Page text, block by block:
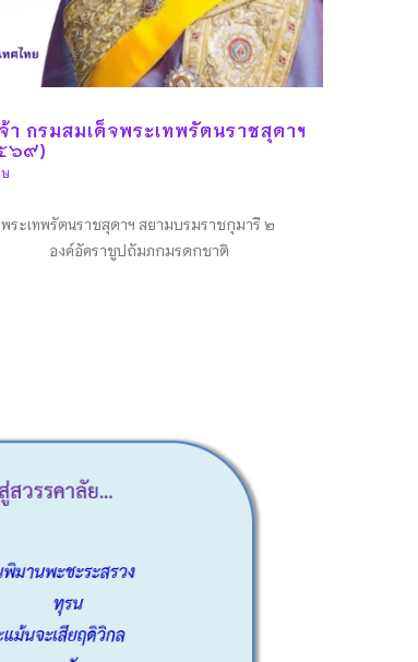
กรมสมเด็จพระเทพรัตนราชสุดาฯ
๖๙)
ระเทพรัตนราชสุดาฯ สยามบรมราชกุมารี ๒
องค์อัคราชูปถัมภกมรดกชาติ